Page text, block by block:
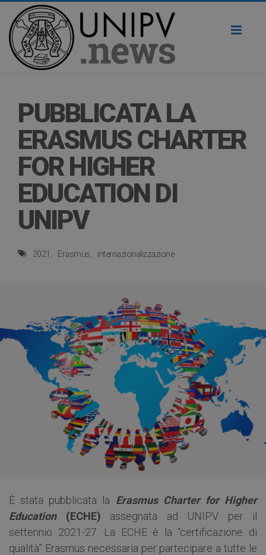
PUBBLICATA LA
ERASMUS CHARTER
FOR HIGHER
EDUCATION DI
UNIPV
2021 Erasmus internazionalizzazione
È stata pubblicata la Erasmus Charter for Higher
Education
(ECHE) assegnata ad UNIPV per il
settennio 2021-27. La ECHE è la “certificazione di
qualità” Erasmus necessaria per partecipare a tutte le